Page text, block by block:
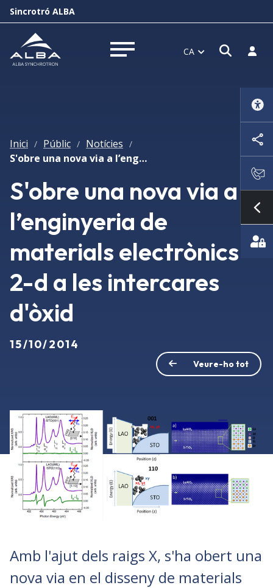
Sincrotró ALBA
Obrir menú CA Obrir
Inici / Públic / Notícies /
S'obre una nova via a l’enginyeria de materials electrònics 2-d a les intercares d'òxid
S'obre una nova via a
l’enginyeria de
materials electrònics
2-d a les intercares
d'òxid
15/10/2014
Veure-ho tot
Amb l'ajut dels raigs X, s'ha obert una
nova via en el disseny de materials